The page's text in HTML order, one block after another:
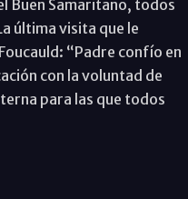
Buen Samaritano, todos
última visita que le
“Padre confío en
con la voluntad de
para las que todos